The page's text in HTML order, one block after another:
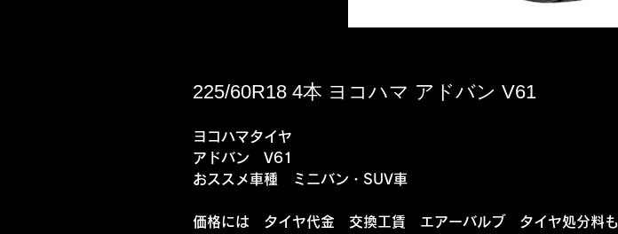
225/60R18 4本 ヨコハマ アドバン V61
ヨコハマタイヤ
アドバン V61
おススメ車種 ミニバン・SUV車
価格には タイヤ代金 交換工賃 エアーバルブ タイヤ処分料も